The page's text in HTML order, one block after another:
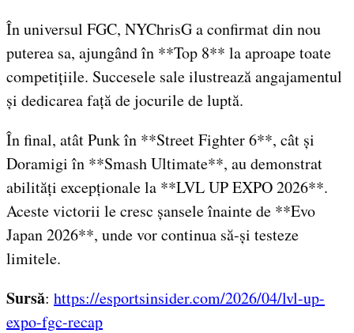
În universul FGC, NYChrisG a confirmat din nou
puterea sa, ajungând în **Top 8** la aproape toate
competițiile. Succesele sale ilustrează angajamentul
și dedicarea față de jocurile de luptă.
În final, atât Punk în **Street Fighter 6**, cât și
Doramigi în **Smash Ultimate**, au demonstrat
abilități excepționale la **LVL UP EXPO 2026**.
Aceste victorii le cresc șansele înainte de **Evo
Japan 2026**, unde vor continua să-și testeze
limitele.
Sursă: https://esportsinsider.com/2026/04/lvl-up-
expo-fgc-recap